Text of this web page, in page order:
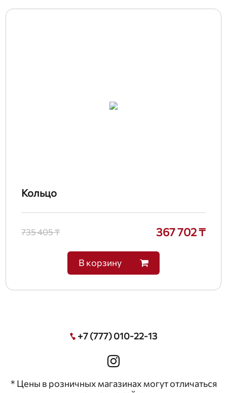
Кольцо
735 405 ₸ 367 702 ₸
В корзину
+7 (777) 010-22-13
* Цены в розничных магазинах могут отличаться